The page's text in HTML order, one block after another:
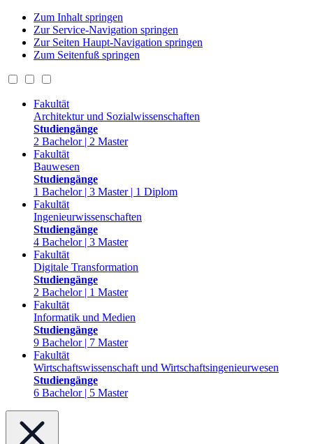
Zum Inhalt springen
Zur Service-Navigation springen
Zur Seiten Haupt-Navigation springen
Zum Seitenfuß springen
Fakultät
Architektur und Sozialwissenschaften
Studiengänge
2 Bachelor | 2 Master
Fakultät
Bauwesen
Studiengänge
1 Bachelor | 3 Master | 1 Diplom
Fakultät
Ingenieurwissenschaften
Studiengänge
4 Bachelor | 3 Master
Fakultät
Digitale Transformation
Studiengänge
2 Bachelor | 1 Master
Fakultät
Informatik und Medien
Studiengänge
9 Bachelor | 7 Master
Fakultät
Wirtschaftswissenschaft und Wirtschaftsingenieurwesen
Studiengänge
6 Bachelor | 5 Master